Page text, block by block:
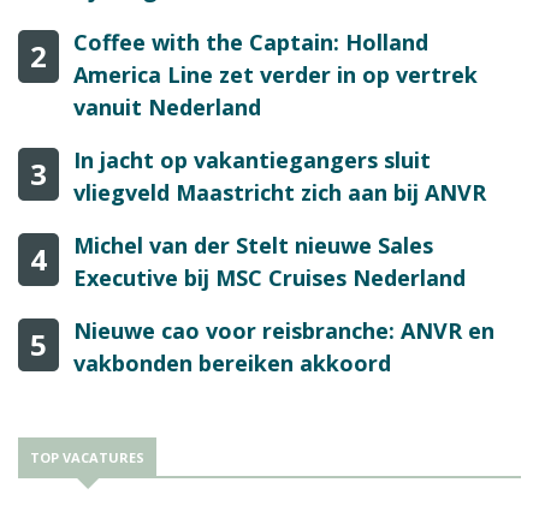
2
Coffee with the Captain: Holland
America Line zet verder in op vertrek
vanuit Nederland
3
In jacht op vakantiegangers sluit
vliegveld Maastricht zich aan bij ANVR
4
Michel van der Stelt nieuwe Sales
Executive bij MSC Cruises Nederland
5
Nieuwe cao voor reisbranche: ANVR en
vakbonden bereiken akkoord
TOP VACATURES